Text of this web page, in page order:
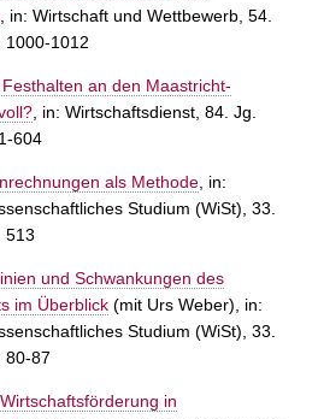
, in: Wirtschaft und Wettbewerb, 54.
1000-1012
an den Maastricht-
, in: Wirtschaftsdienst, 84. Jg.
604
als Methode , in:
Studium (WiSt), 33.
513
und Schwankungen des
im Überblick (mit Urs Weber), in:
Studium (WiSt), 33.
80-87
in